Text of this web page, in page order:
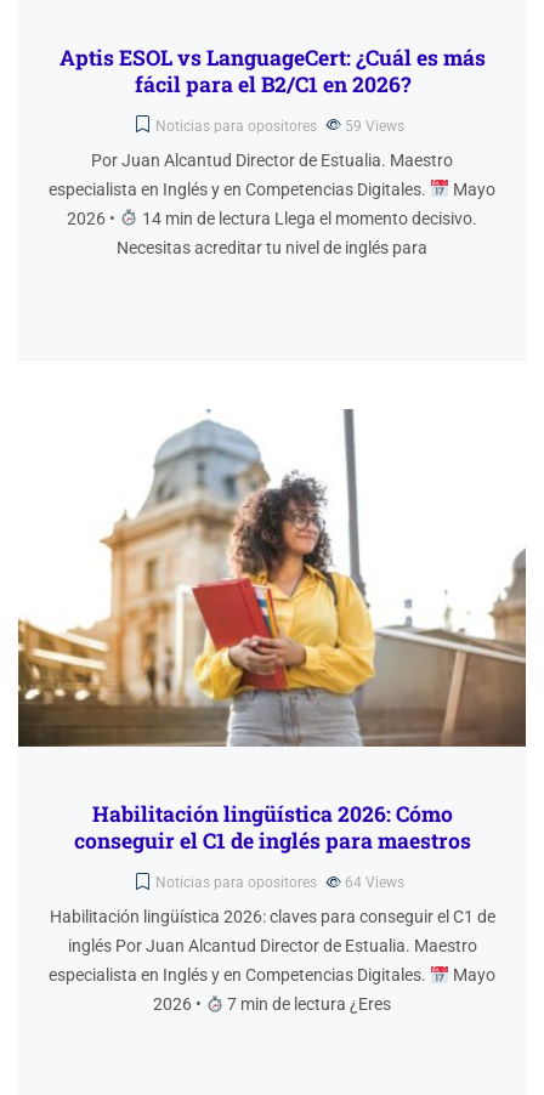
Aptis ESOL vs LanguageCert: ¿Cuál es más
fácil para el B2/C1 en 2026?
Noticias para opositores 59 Views
Por Juan Alcantud Director de Estualia. Maestro
especialista en Inglés y en Competencias Digitales.
Mayo
2026 •
14 min de lectura Llega el momento decisivo.
Necesitas acreditar tu nivel de inglés para
Habilitación lingüística 2026: Cómo
conseguir el C1 de inglés para maestros
Noticias para opositores 64 Views
Habilitación lingüística 2026: claves para conseguir el C1 de
inglés Por Juan Alcantud Director de Estualia. Maestro
especialista en Inglés y en Competencias Digitales.
Mayo
2026 •
7 min de lectura ¿Eres